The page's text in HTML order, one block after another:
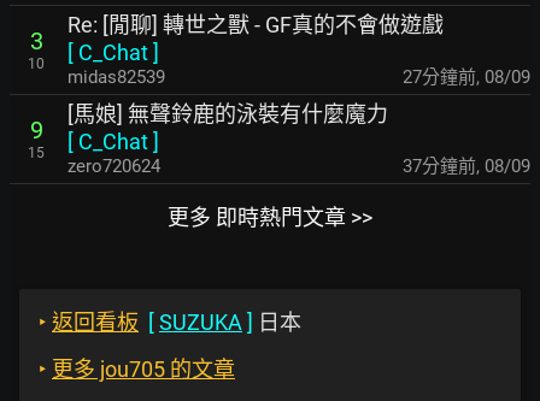
3
10
Re: [閒聊] 轉世之獸 - GF真的不會做遊戲
[ C_Chat]
midas82539 27分鐘前, 08/09
9
15
[馬娘] 無聲鈴鹿的泳裝有什麼魔力
[ C_Chat]
zero720624 37分鐘前, 08/09
更多 即時熱門文章 >>
‣ 返回看板 [SUZUKA ] 日本
‣ 更多 jou705 的文章